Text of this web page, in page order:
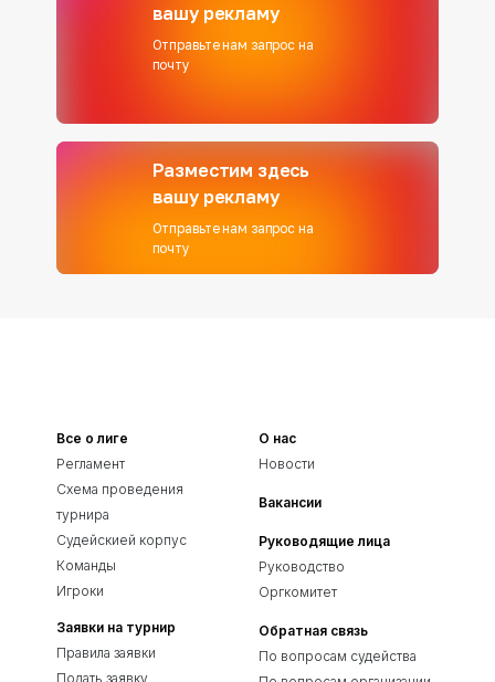
вашу рекламу
Отправьте нам запрос на
почту
Разместим здесь
вашу рекламу
Отправьте нам запрос на
почту
Все о лиге
Регламент
Схема проведения
турнира
Судейскией корпус
Команды
Игроки
Заявки на турнир
Правила заявки
Подать заявку
О нас
Новости
Вакансии
Руководящие лица
Руководство
Оргкомитет
Обратная связь
По вопросам судейства